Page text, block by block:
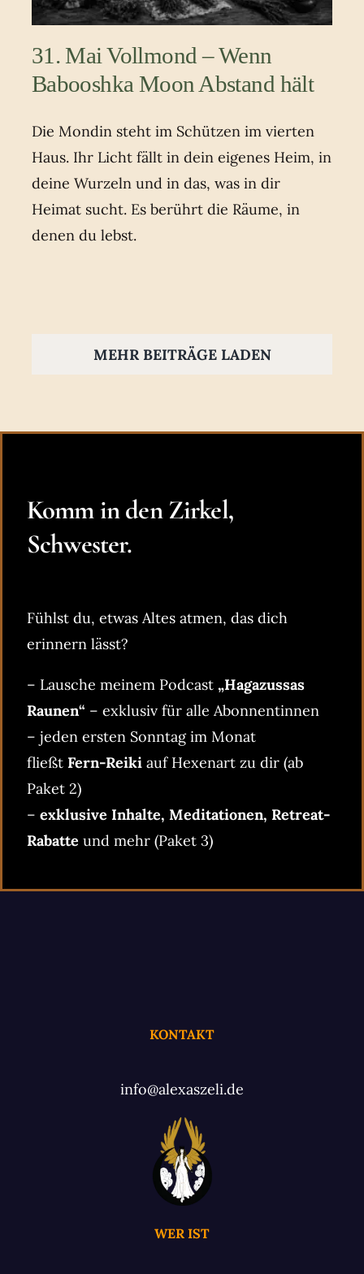
31. Mai Vollmond – Wenn
Babooshka Moon Abstand hält
Die Mondin steht im Schützen im vierten
Haus. Ihr Licht fällt in dein eigenes Heim, in
deine Wurzeln und in das, was in dir
Heimat sucht. Es berührt die Räume, in
denen du lebst.
MEHR BEITRÄGE LADEN
Komm in den Zirkel,
Schwester.
Fühlst du, etwas Altes atmen, das dich
erinnern lässt?
– Lausche meinem Podcast „Hagazussas
Raunen“ – exklusiv für alle Abonnentinnen
– jeden ersten Sonntag im Monat
fließt Fern-Reiki auf Hexenart zu dir (ab
Paket 2)
– exklusive Inhalte, Meditationen, Retreat-
Rabatte und mehr (Paket 3)
KONTAKT
info@alexaszeli.de
WER IST